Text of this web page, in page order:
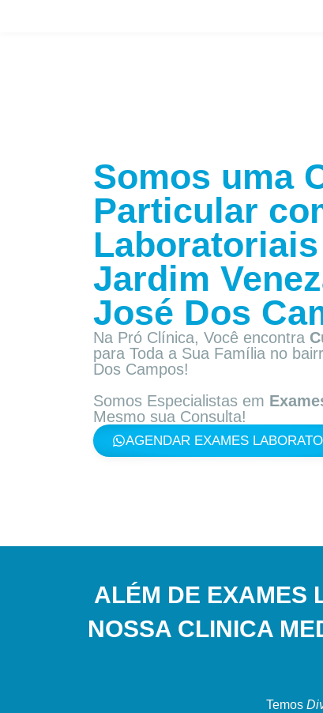
Somos uma
Particular
Jardim
José Dos
Na Pró Clínica, Você encontra
para Toda a Sua Família no
Dos Campos!
Somos Especialistas em
Mesmo sua Consulta!
AGENDAR EXAMES
ALÉM DE EXAMES
NOSSA CLINICA
Temos